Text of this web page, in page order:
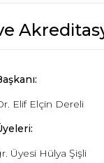
Elif Elçin Dereli
Üyesi Hülya Şişli